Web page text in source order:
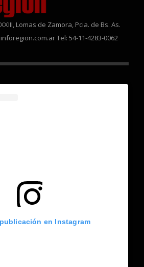
Lomas de Zamora, Pcia. de Bs. As.
Tel: 54-11-4283-0062
en Instagram